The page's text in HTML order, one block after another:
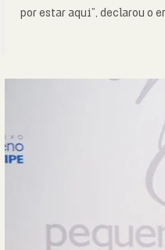
por estar aqui“, declarou o